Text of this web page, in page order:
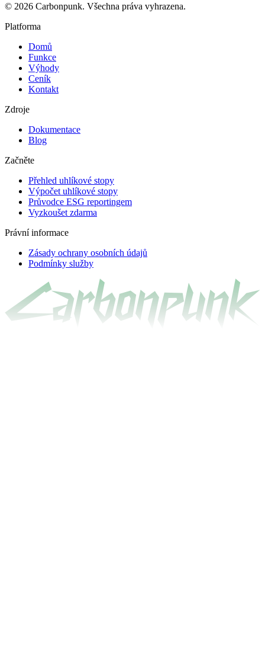
© 2026 Carbonpunk. Všechna práva vyhrazena.
Platforma
Domů
Funkce
Výhody
Ceník
Kontakt
Zdroje
Dokumentace
Blog
Začněte
Přehled uhlíkové stopy
Výpočet uhlíkové stopy
Průvodce ESG reportingem
Vyzkoušet zdarma
Právní informace
Zásady ochrany osobních údajů
Podmínky služby